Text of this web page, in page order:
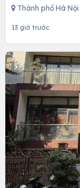
Thành phố Hà Nội
13 giờ trước